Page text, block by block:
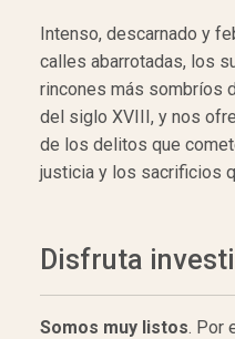
Intenso, descarnado y
calles abarrotadas, los
rincones más sombríos
del siglo XVIII, y nos
de los delitos que
justicia y los sacrificios
Disfruta
Somos muy listos. Por